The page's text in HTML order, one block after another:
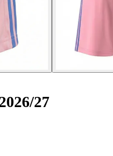
27